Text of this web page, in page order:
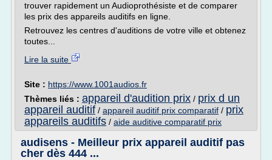
trouver rapidement un Audioprothésiste et de comparer
les prix des appareils auditifs en ligne.
Retrouvez les centres d'auditions de votre ville et obtenez
toutes...
Lire la suite
Site : https://www.1001audios.fr
Thèmes liés : appareil d'audition prix / prix d un
appareil auditif / appareil auditif prix comparatif / prix
appareils auditifs / aide auditive comparatif prix
audisens - Meilleur prix appareil auditif pas
cher dès 444 ...